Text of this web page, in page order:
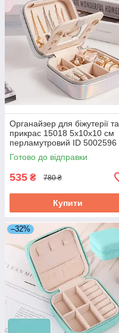
Органайзер для біжутерії та
прикрас 15018 5х10х10 см
перламутровий ID 5002596
Готово до відправки
535 ₴ 780 ₴
Купити
–32%